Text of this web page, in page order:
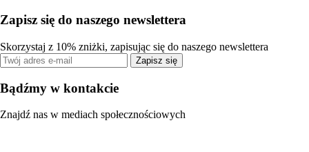
Zapisz się do naszego newslettera
Skorzystaj z 10% zniżki, zapisując się do naszego newslettera
Zapisz się
Bądźmy w kontakcie
Znajdź nas w mediach społecznościowych